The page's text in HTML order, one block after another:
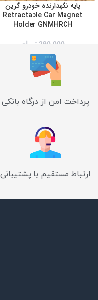
پایه نگهدارنده خودرو گرین
Retractable Car Magnet
Holder GNMHRCH
290,000 تومان
پرداخت امن از درگاه بانکی
ارتباط مستقیم با پشتیبانی